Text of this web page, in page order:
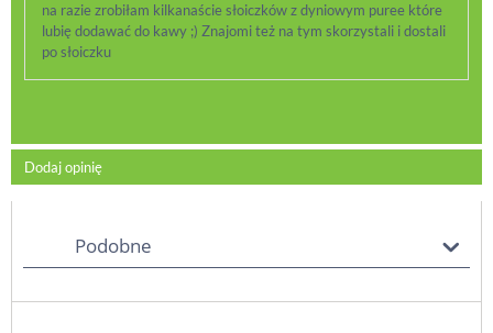
na razie zrobiłam kilkanaście słoiczków z dyniowym puree które
lubię dodawać do kawy ;) Znajomi też na tym skorzystali i dostali
po słoiczku
Dodaj opinię
Podobne